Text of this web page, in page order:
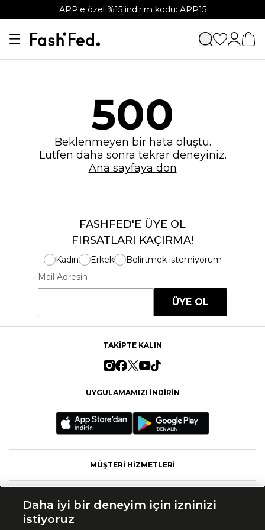
APP'e özel %15 indirim kodu: APP15
500
Beklenmeyen bir hata oluştu.
Lütfen daha sonra tekrar deneyiniz.
Ana sayfaya dön
FASHFED'E ÜYE OL
FIRSATLARI KAÇIRMA!
Kadın Erkek
Belirtmek istemiyorum
Mail Adresin
ÜYE OL
TAKİPTE KALIN
UYGULAMAMIZI İNDİRİN
MÜŞTERİ HİZMETLERİ
Daha iyi bir deneyim için izninizi
istiyoruz